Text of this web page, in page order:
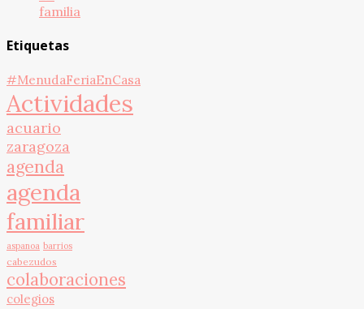
familia
Etiquetas
#MenudaFeriaEnCasa
Actividades
acuario
zaragoza
agenda
agenda
familiar
aspanoa barrios
cabezudos
colaboraciones
colegios